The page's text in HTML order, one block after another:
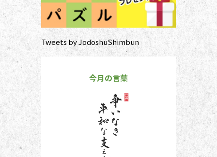
Tweets by JodoshuShimbun
今月の言葉